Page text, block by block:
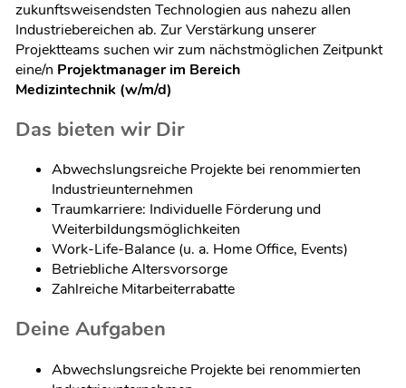
zukunftsweisendsten Technologien aus nahezu allen
Industriebereichen ab. Zur Verstärkung unserer
Projektteams suchen wir zum nächstmöglichen Zeitpunkt
eine/n Projektmanager im Bereich
Medizintechnik (w/m/d)
Das bieten wir Dir
Abwechslungsreiche Projekte bei renommierten
Industrieunternehmen
Traumkarriere: Individuelle Förderung und
Weiterbildungsmöglichkeiten
Work-Life-Balance (u. a. Home Office, Events)
Betriebliche Altersvorsorge
Zahlreiche Mitarbeiterrabatte
Deine Aufgaben
Abwechslungsreiche Projekte bei renommierten